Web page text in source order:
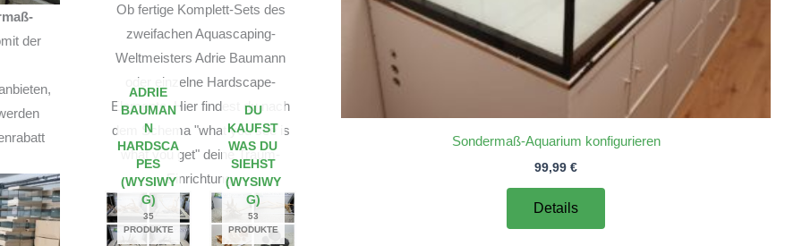
der
Ob fertige Komplett-Sets des
zweifachen Aquascaping-
Weltmeisters Adrie Baumann
oder einzelne Hardscape-
Elemente. Hier findest du nach
dem Schema "what you see is
what you get" deine Traum-
Einrichtung.
ADRIE
BAUMAN
N
HARDSCA
PES
(WYSIWY
G)
35
PRODUKTE
DU
KAUFST
WAS DU
SIEHST
(WYSIWY
G)
53
PRODUKTE
Sondermaß-Aquarium konfigurieren
99,99 €
Details